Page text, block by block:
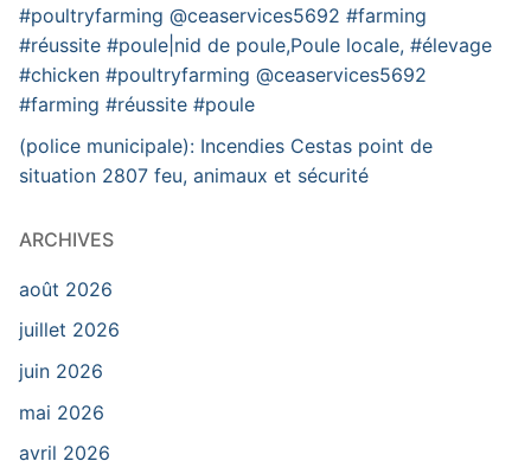
#poultryfarming @ceaservices5692 #farming
#réussite #poule|nid de poule,Poule locale, #élevage
#chicken #poultryfarming @ceaservices5692
#farming #réussite #poule
(police municipale): Incendies Cestas point de
situation 2807 feu, animaux et sécurité
ARCHIVES
août 2026
juillet 2026
juin 2026
mai 2026
avril 2026